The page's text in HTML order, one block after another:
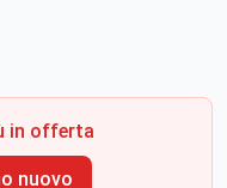
in offerta
nuovo